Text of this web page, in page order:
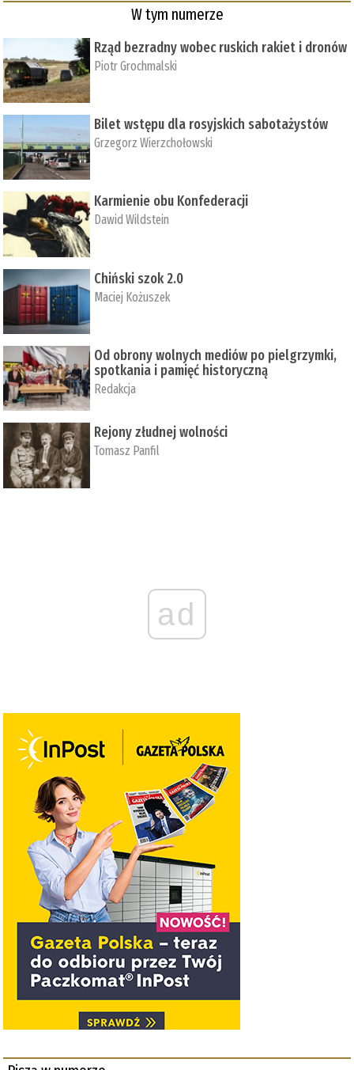
W tym numerze
Rząd bezradny wobec ruskich rakiet i dronów
Piotr Grochmalski
Bilet wstępu dla rosyjskich sabotażystów
Grzegorz Wierzchołowski
Karmienie obu Konfederacji
Dawid Wildstein
Chiński szok 2.0
Maciej Kożuszek
Od obrony wolnych mediów po pielgrzymki,
spotkania i pamięć historyczną
Redakcja
Rejony złudnej wolności
Tomasz Panfil
ad